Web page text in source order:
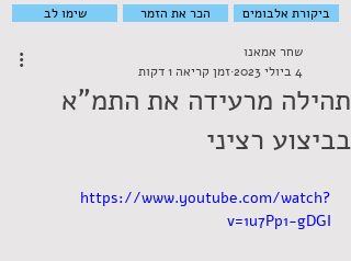
שימו לב
הכר את הזמר ביקורת אלבומים
תהילה מרעידה את התמ"א
בביצוע רציני
שחר אמאנו
4 ביולי 2023
זמן קריאה 1 דקות
https://www.youtube.com/watch?
v=1u7Pp1-gDGI